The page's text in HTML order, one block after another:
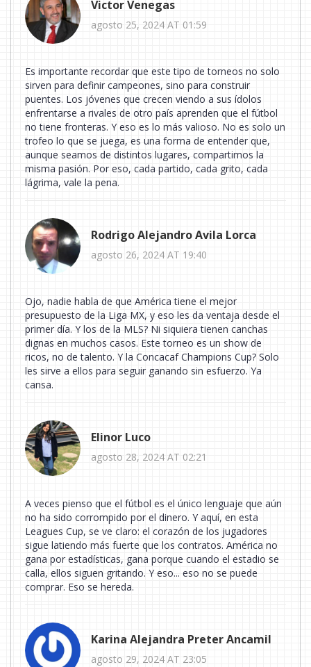
Victor Venegas
agosto 25, 2024 AT 01:59
Es importante recordar que este tipo de torneos no solo
sirven para definir campeones, sino para construir
puentes. Los jóvenes que crecen viendo a sus ídolos
enfrentarse a rivales de otro país aprenden que el fútbol
no tiene fronteras. Y eso es lo más valioso. No es solo un
trofeo lo que se juega, es una forma de entender que,
aunque seamos de distintos lugares, compartimos la
misma pasión. Por eso, cada partido, cada grito, cada
lágrima, vale la pena.
Rodrigo Alejandro Avila Lorca
agosto 26, 2024 AT 19:40
Ojo, nadie habla de que América tiene el mejor
presupuesto de la Liga MX, y eso les da ventaja desde el
primer día. Y los de la MLS? Ni siquiera tienen canchas
dignas en muchos casos. Este torneo es un show de
ricos, no de talento. Y la Concacaf Champions Cup? Solo
les sirve a ellos para seguir ganando sin esfuerzo. Ya
cansa.
Elinor Luco
agosto 28, 2024 AT 02:21
A veces pienso que el fútbol es el único lenguaje que aún
no ha sido corrompido por el dinero. Y aquí, en esta
Leagues Cup, se ve claro: el corazón de los jugadores
sigue latiendo más fuerte que los contratos. América no
gana por estadísticas, gana porque cuando el estadio se
calla, ellos siguen gritando. Y eso... eso no se puede
comprar. Eso se hereda.
Karina Alejandra Preter Ancamil
agosto 29, 2024 AT 23:05